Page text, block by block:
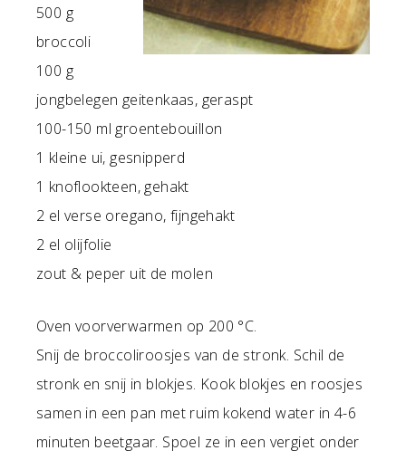
500 g
broccoli
100 g
jongbelegen geitenkaas, geraspt
100-150 ml groentebouillon
1 kleine ui, gesnipperd
1 knoflookteen, gehakt
2 el verse oregano, fijngehakt
2 el olijfolie
zout & peper uit de molen
Oven voorverwarmen op 200 °C.
Snij de broccoliroosjes van de stronk. Schil de
stronk en snij in blokjes. Kook blokjes en roosjes
samen in een pan met ruim kokend water in 4-6
minuten beetgaar. Spoel ze in een vergiet onder